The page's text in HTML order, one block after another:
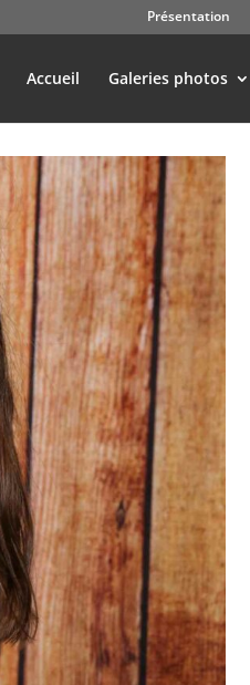
Présentation
Accueil Galeries photos